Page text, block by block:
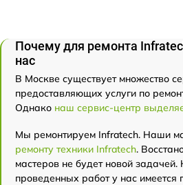
Почему для ремонта
нас
В Москве существует множество
предоставляющих услуги по
Однако наш сервис-центр
Мы ремонтируем Infratech. Наши
ремонту техники Infratech.
мастеров не будет новой
проведенных работ у нас имеется